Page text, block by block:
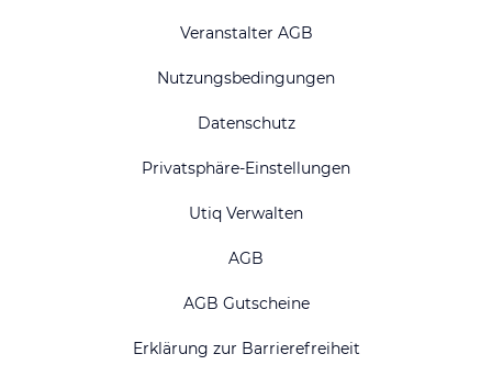
Veranstalter AGB
Nutzungsbedingungen
Datenschutz
Privatsphäre-Einstellungen
Utiq Verwalten
AGB
AGB Gutscheine
Erklärung zur Barrierefreiheit